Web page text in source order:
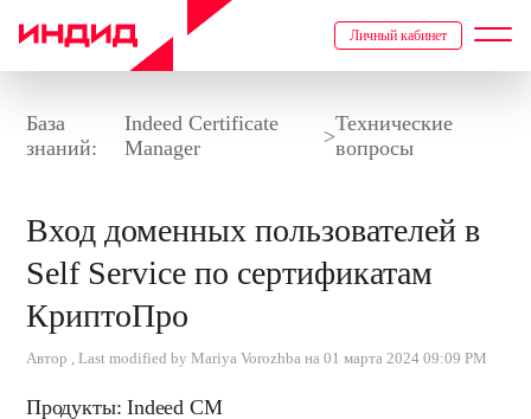
Личный кабинет
База
знаний:
Indeed Certificate
Manager
>
Технические
вопросы
Вход доменных пользователей в
Self Service по сертификатам
КриптоПро
Автор , Last modified by Mariya Vorozhba на 01 марта 2024 09:09 PM
Продукты: Indeed CM